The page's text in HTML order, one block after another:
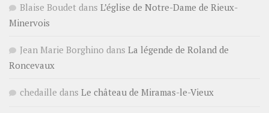
Blaise Boudet dans L’église de Notre-Dame de Rieux-
Minervois
Jean Marie Borghino dans La légende de Roland de
Roncevaux
chedaille dans Le château de Miramas-le-Vieux